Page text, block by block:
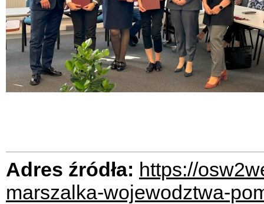
Adres źródła: https://
marszalka-wojewodztwa-